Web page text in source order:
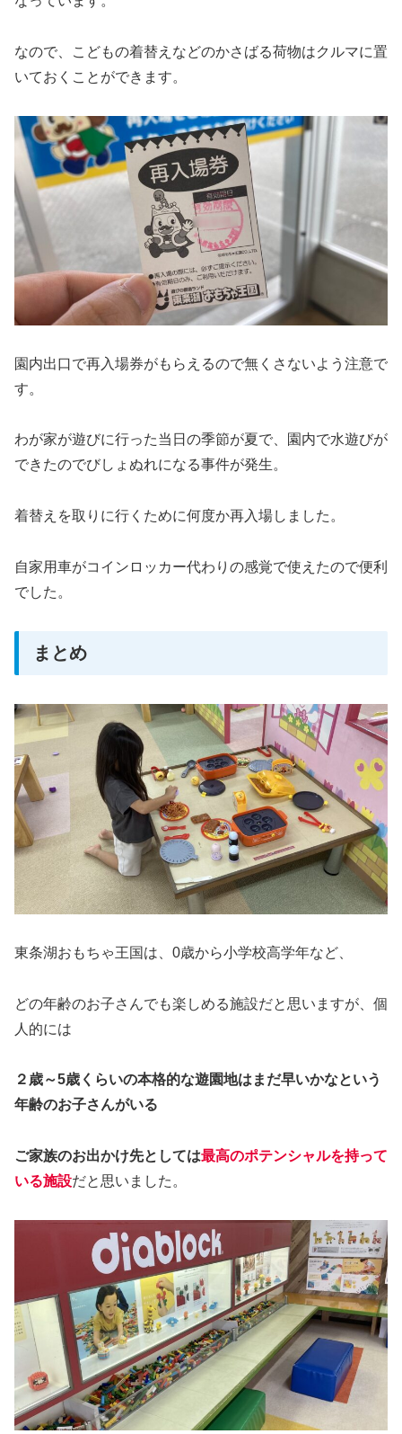
なので、こどもの着替えなどのかさばる荷物はクルマに置
いておくことができます。
園内出口で再入場券がもらえるので無くさないよう注意で
す。
わが家が遊びに行った当日の季節が夏で、園内で水遊びが
できたのでびしょぬれになる事件が発生。
着替えを取りに行くために何度か再入場しました。
自家用車がコインロッカー代わりの感覚で使えたので便利
でした。
まとめ
東条湖おもちゃ王国は、0歳から小学校高学年など、
どの年齢のお子さんでも楽しめる施設だと思いますが、個
人的には
２歳～5歳くらいの本格的な遊園地はまだ早いかなという
年齢のお子さんがいる
ご家族のお出かけ先としては最高のポテンシャルを持って
いる施設だと思いました。